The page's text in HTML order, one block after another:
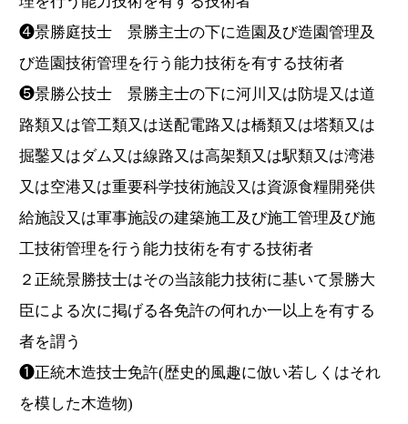
❹景勝庭技士 景勝主士の下に造園及び造園管理及
び造園技術管理を行う能力技術を有する技術者
❺景勝公技士 景勝主士の下に河川又は防堤又は道
路類又は管工類又は送配電路又は橋類又は塔類又は
掘鑿又はダム又は線路又は高架類又は駅類又は湾港
又は空港又は重要科学技術施設又は資源食糧開発供
給施設又は軍事施設の建築施工及び施工管理及び施
工技術管理を行う能力技術を有する技術者
２正統景勝技士はその当該能力技術に基いて景勝大
臣による次に掲げる各免許の何れか一以上を有する
者を謂う
❶正統木造技士免許(歴史的風趣に倣い若しくはそれ
を模した木造物)